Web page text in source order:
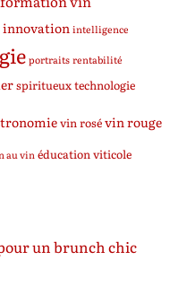
innovation intelligence
portraitsrentabilité
spiritueuxtechnologie
vin rosévin rouge
au vin éducation viticole
un brunch chic